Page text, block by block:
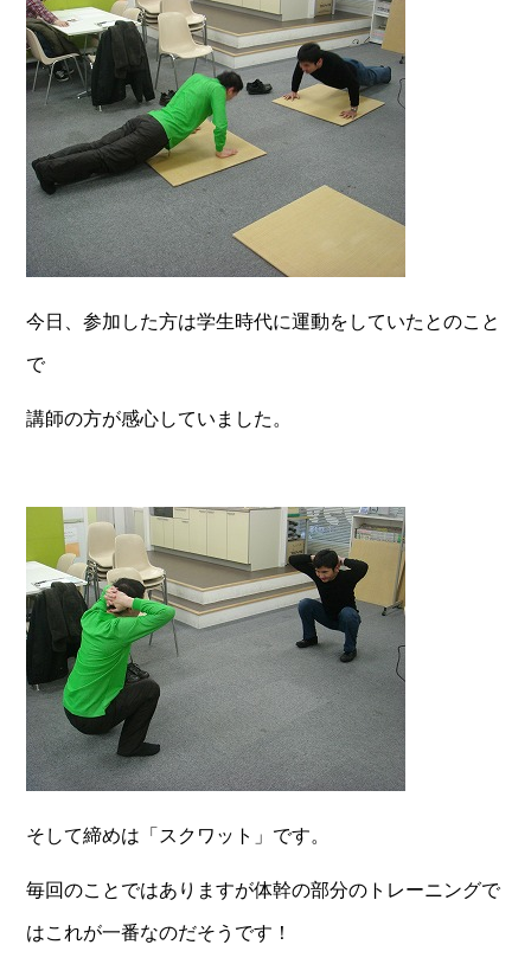
今日、参加した方は学生時代に運動をしていたとのこと
で
講師の方が感心していました。
そして締めは「スクワット」です。
毎回のことではありますが体幹の部分のトレーニングで
はこれが一番なのだそうです！